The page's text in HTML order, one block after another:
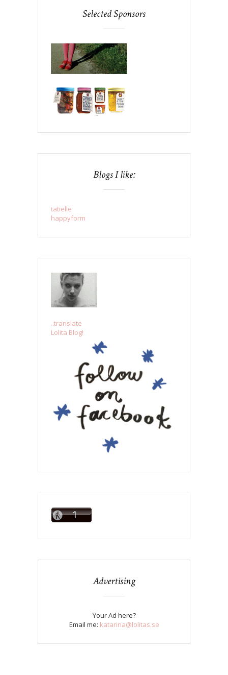
Selected Sponsors
Blogs I like:
tatielle
happyform
..translate
Lolita Blog!
Advertising
Your Ad here?
Email me: katarina@lolitas.se